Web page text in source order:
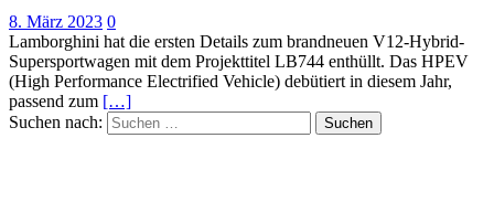
8. März 2023 0
Lamborghini hat die ersten Details zum brandneuen V12-Hybrid-
Supersportwagen mit dem Projekttitel LB744 enthüllt. Das HPEV
(High Performance Electrified Vehicle) debütiert in diesem Jahr,
passend zum […]
Suchen nach: